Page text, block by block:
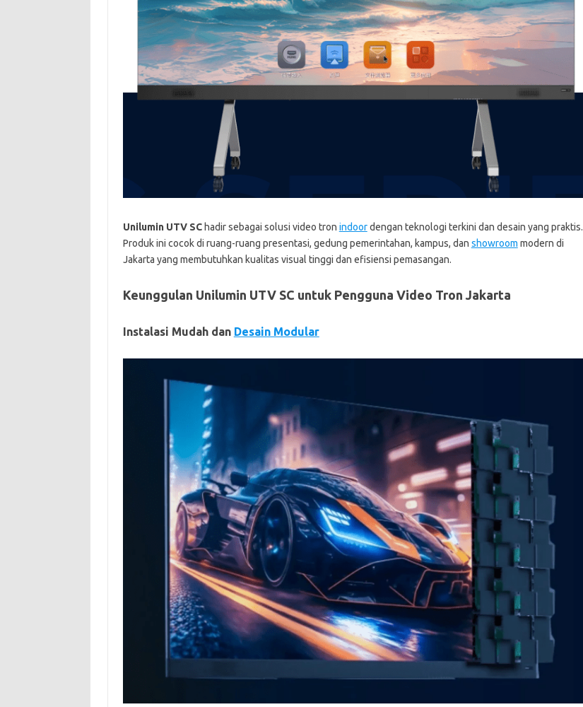
Unilumin UTV SChadir sebagai solusi video tron indoordengan teknologi terkini dan desain yang praktis.
Produk ini cocok di ruang-ruang presentasi, gedung pemerintahan, kampus, dan showroom modern di
Jakarta yang membutuhkan kualitas visual tinggi dan efisiensi pemasangan.
Keunggulan Unilumin UTV SC untuk Pengguna Video Tron Jakarta
Instalasi Mudah dan Desain Modular